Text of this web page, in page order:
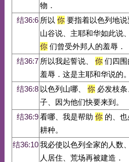
物．
结36:6 所以 你要指着以色列地说
山谷说、主耶和华如此说
你们曾受外邦人的羞辱．
结36:7 所以我起誓说、 你们四围
羞辱．这是主耶和华说的。
结36:8 以色列山哪、 你必发枝条
子、因为他们快要来到。
结36:9看哪、我是帮助 你的、也
耕种。
结36:10我必使以色列全家的人数
人居住、荒场再被建造．